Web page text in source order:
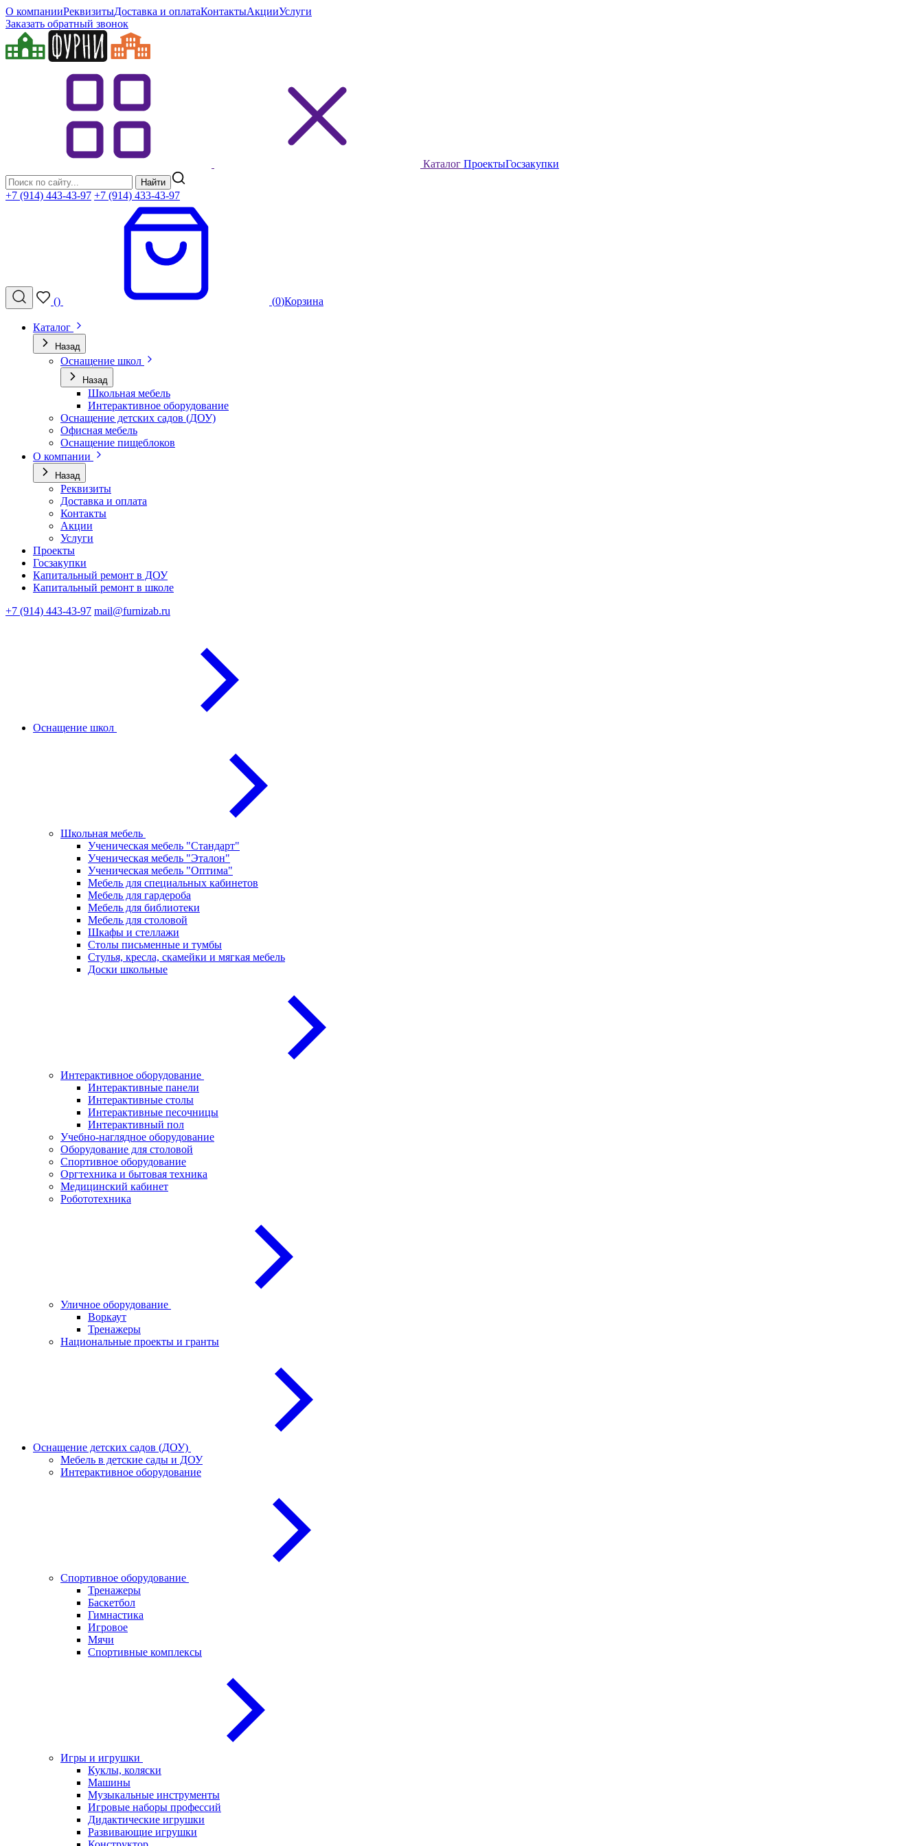
О компанииРеквизитыДоставка и оплатаКонтактыАкцииУслуги
Заказать обратный звонок
Каталог ПроектыГосзакупки
Найти
+7 (914) 443-43-97 +7 (914) 433-43-97
() (0)Корзина
Каталог
Назад
Оснащение школ
Назад
Школьная мебель
Интерактивное оборудование
Оснащение детских садов (ДОУ)
Офисная мебель
Оснащение пищеблоков
О компании
Назад
Реквизиты
Доставка и оплата
Контакты
Акции
Услуги
Проекты
Госзакупки
Капитальный ремонт в ДОУ
Капитальный ремонт в школе
+7 (914) 443-43-97 mail@furnizab.ru
Оснащение школ
Школьная мебель
Ученическая мебель "Стандарт"
Ученическая мебель "Эталон"
Ученическая мебель "Оптима"
Мебель для специальных кабинетов
Мебель для гардероба
Мебель для библиотеки
Мебель для столовой
Шкафы и стеллажи
Столы письменные и тумбы
Стулья, кресла, скамейки и мягкая мебель
Доски школьные
Интерактивное оборудование
Интерактивные панели
Интерактивные столы
Интерактивные песочницы
Интерактивный пол
Учебно-наглядное оборудование
Оборудование для столовой
Спортивное оборудование
Оргтехника и бытовая техника
Медицинский кабинет
Робототехника
Уличное оборудование
Воркаут
Тренажеры
Национальные проекты и гранты
Оснащение детских садов (ДОУ)
Мебель в детские сады и ДОУ
Интерактивное оборудование
Спортивное оборудование
Тренажеры
Баскетбол
Гимнастика
Игровое
Мячи
Спортивные комплексы
Игры и игрушки
Куклы, коляски
Машины
Музыкальные инструменты
Игровые наборы профессий
Дидактические игрушки
Развивающие игрушки